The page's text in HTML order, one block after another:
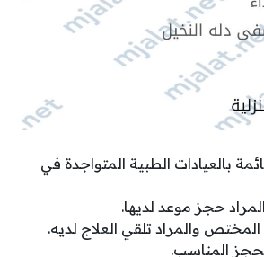
بالعيادات الطبية المتواجدة في
المراد حجز موعد لديها.
المختص والمراد تلقي العلاج لديه.
المناسب.